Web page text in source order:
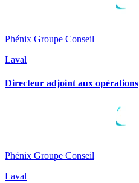
Phénix Groupe Conseil
Laval
Directeur adjoint aux opérations
Phénix Groupe Conseil
Laval